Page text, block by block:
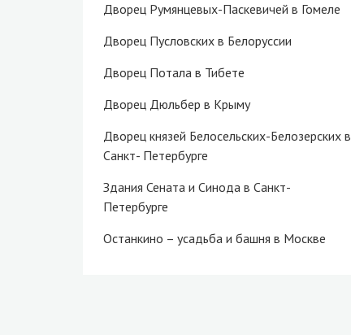
Дворец Румянцевых-Паскевичей в Гомеле
Дворец Пусловских в Белоруссии
Дворец Потала в Тибете
Дворец Дюльбер в Крыму
Дворец князей Белосельских-Белозерских в
Санкт- Петербурге
Здания Сената и Синода в Санкт-
Петербурге
Останкино – усадьба и башня в Москве